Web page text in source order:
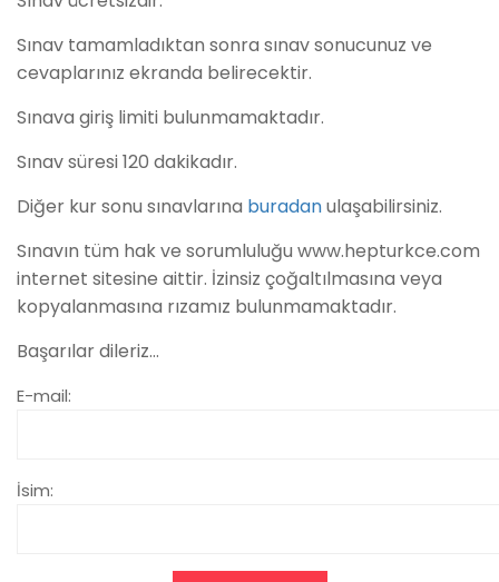
Sınav tamamladıktan sonra sınav sonucunuz ve
cevaplarınız ekranda belirecektir.
Sınava giriş limiti bulunmamaktadır.
Sınav süresi 120 dakikadır.
Diğer kur sonu sınavlarına buradanulaşabilirsiniz.
Sınavın tüm hak ve sorumluluğu www.hepturkce.com
internet sitesine aittir. İzinsiz çoğaltılmasına veya
kopyalanmasına rızamız bulunmamaktadır.
Başarılar dileriz…
E-mail:
İsim: